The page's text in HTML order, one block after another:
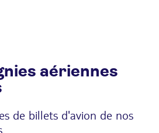
aériennes
de billets d'avion de nos